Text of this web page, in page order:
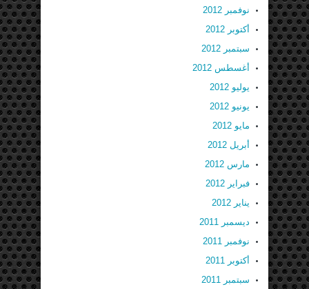
نوفمبر 2012
أكتوبر 2012
سبتمبر 2012
أغسطس 2012
يوليو 2012
يونيو 2012
مايو 2012
أبريل 2012
مارس 2012
فبراير 2012
يناير 2012
ديسمبر 2011
نوفمبر 2011
أكتوبر 2011
سبتمبر 2011